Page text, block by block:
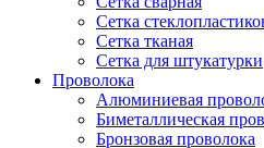
Сетка
Сетка тканая
Сетка для штукатурки
Проволока
Алюминиевая
Биметаллическая
Бронзовая проволока